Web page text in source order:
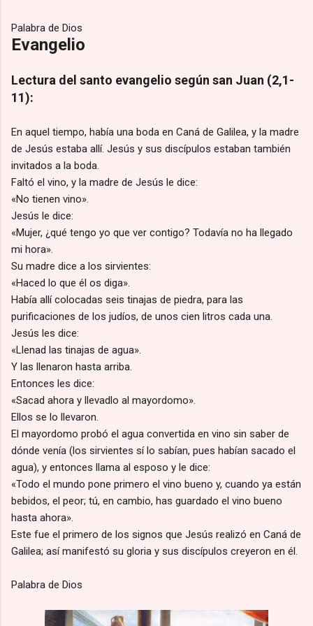
Palabra de Dios
Evangelio
Lectura del santo evangelio según san Juan (2,1-
11):
En aquel tiempo, había una boda en Caná de Galilea, y la madre
de Jesús estaba allí. Jesús y sus discípulos estaban también
invitados a la boda.
Faltó el vino, y la madre de Jesús le dice:
«No tienen vino».
Jesús le dice:
«Mujer, ¿qué tengo yo que ver contigo? Todavía no ha llegado
mi hora».
Su madre dice a los sirvientes:
«Haced lo que él os diga».
Había allí colocadas seis tinajas de piedra, para las
purificaciones de los judíos, de unos cien litros cada una.
Jesús les dice:
«Llenad las tinajas de agua».
Y las llenaron hasta arriba.
Entonces les dice:
«Sacad ahora y llevadlo al mayordomo».
Ellos se lo llevaron.
El mayordomo probó el agua convertida en vino sin saber de
dónde venía (los sirvientes sí lo sabían, pues habían sacado el
agua), y entonces llama al esposo y le dice:
«Todo el mundo pone primero el vino bueno y, cuando ya están
bebidos, el peor; tú, en cambio, has guardado el vino bueno
hasta ahora».
Este fue el primero de los signos que Jesús realizó en Caná de
Galilea; así manifestó su gloria y sus discípulos creyeron en él.
Palabra de Dios